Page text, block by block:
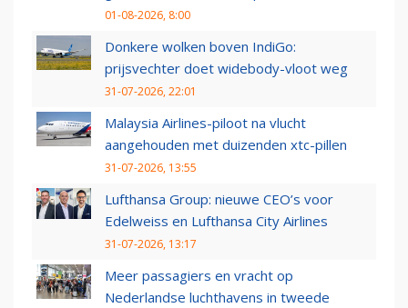
01-08-2026, 8:00
Donkere wolken boven IndiGo:
prijsvechter doet widebody-vloot weg
31-07-2026, 22:01
Malaysia Airlines-piloot na vlucht
aangehouden met duizenden xtc-pillen
31-07-2026, 13:55
Lufthansa Group: nieuwe CEO’s voor
Edelweiss en Lufthansa City Airlines
31-07-2026, 13:17
Meer passagiers en vracht op
Nederlandse luchthavens in tweede